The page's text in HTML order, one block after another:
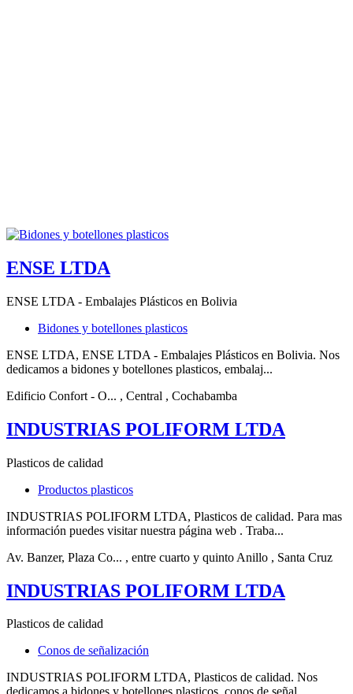
ENSE LTDA
ENSE LTDA - Embalajes Plásticos en Bolivia
Bidones y botellones plasticos
ENSE LTDA, ENSE LTDA - Embalajes Plásticos en Bolivia. Nos
dedicamos a bidones y botellones plasticos, embalaj...
Edificio Confort - O... , Central , Cochabamba
INDUSTRIAS POLIFORM LTDA
Plasticos de calidad
Productos plasticos
INDUSTRIAS POLIFORM LTDA, Plasticos de calidad. Para mas
información puedes visitar nuestra página web . Traba...
Av. Banzer, Plaza Co... , entre cuarto y quinto Anillo , Santa Cruz
INDUSTRIAS POLIFORM LTDA
Plasticos de calidad
Conos de señalización
INDUSTRIAS POLIFORM LTDA, Plasticos de calidad. Nos